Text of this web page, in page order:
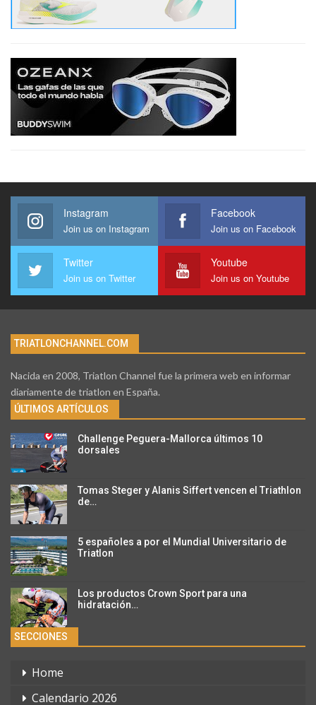
Instagram
Join us on Instagram
Facebook
Join us on Facebook
Twitter
Join us on Twitter
Youtube
Join us on Youtube
TRIATLONCHANNEL.COM
Nacida en 2008, Triatlon Channel fue la primera web en informar
diariamente de triatlon en España.
ÚLTIMOS ARTÍCULOS
Challenge Peguera-Mallorca últimos 10
dorsales
Tomas Steger y Alanis Siffert vencen el Triathlon
de…
5 españoles a por el Mundial Universitario de
Triatlon
Los productos Crown Sport para una
hidratación…
SECCIONES
Home
Calendario 2026